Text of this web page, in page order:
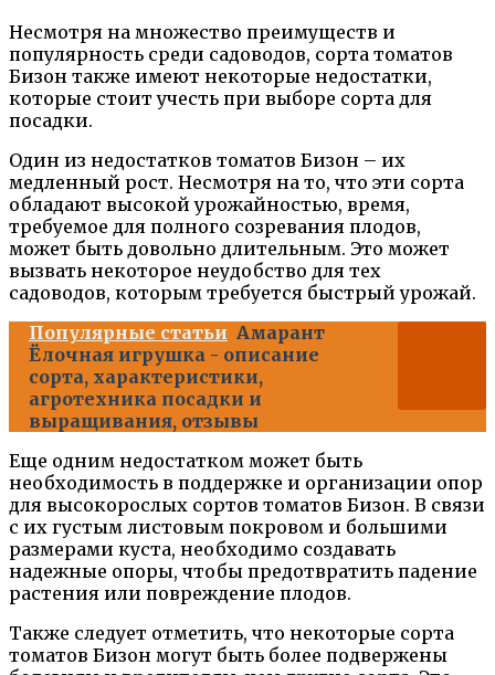
Несмотря на множество преимуществ и
популярность среди садоводов, сорта томатов
Бизон также имеют некоторые недостатки,
которые стоит учесть при выборе сорта для
посадки.
Один из недостатков томатов Бизон – их
медленный рост. Несмотря на то, что эти сорта
обладают высокой урожайностью, время,
требуемое для полного созревания плодов,
может быть довольно длительным. Это может
вызвать некоторое неудобство для тех
садоводов, которым требуется быстрый урожай.
Популярные статьи Амарант
Ёлочная игрушка - описание
сорта, характеристики,
агротехника посадки и
выращивания, отзывы
Еще одним недостатком может быть
необходимость в поддержке и организации опор
для высокорослых сортов томатов Бизон. В связи
с их густым листовым покровом и большими
размерами куста, необходимо создавать
надежные опоры, чтобы предотвратить падение
растения или повреждение плодов.
Также следует отметить, что некоторые сорта
томатов Бизон могут быть более подвержены